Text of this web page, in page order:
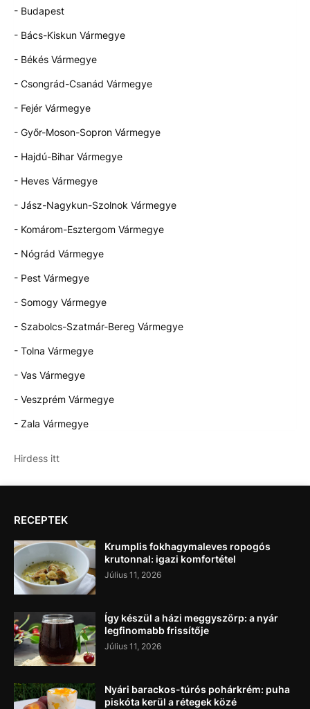
- Budapest
- Bács-Kiskun Vármegye
- Békés Vármegye
- Csongrád-Csanád Vármegye
- Fejér Vármegye
- Győr-Moson-Sopron Vármegye
- Hajdú-Bihar Vármegye
- Heves Vármegye
- Jász-Nagykun-Szolnok Vármegye
- Komárom-Esztergom Vármegye
- Nógrád Vármegye
- Pest Vármegye
- Somogy Vármegye
- Szabolcs-Szatmár-Bereg Vármegye
- Tolna Vármegye
- Vas Vármegye
- Veszprém Vármegye
- Zala Vármegye
Hirdess itt
RECEPTEK
Krumplis fokhagymaleves ropogós
krutonnal: igazi komfortétel
Július 11, 2026
Így készül a házi meggyszörp: a nyár
legfinomabb frissítője
Július 11, 2026
Nyári barackos-túrós pohárkrém: puha
piskóta kerül a rétegek közé